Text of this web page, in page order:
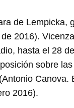
de Lempicka,
2016).
hasta el 28
sobre
Canova.
2016).